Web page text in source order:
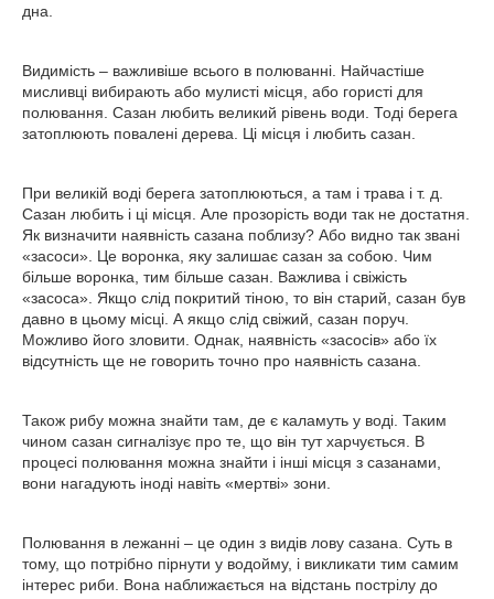
дна.
Видимість – важливіше всього в полюванні. Найчастіше
мисливці вибирають або мулисті місця, або гористі для
полювання. Сазан любить великий рівень води. Тоді берега
затоплюють повалені дерева. Ці місця і любить сазан.
При великій воді берега затоплюються, а там і трава і т. д.
Сазан любить і ці місця. Але прозорість води так не достатня.
Як визначити наявність сазана поблизу? Або видно так звані
«засоси». Це воронка, яку залишає сазан за собою. Чим
більше воронка, тим більше сазан. Важлива і свіжість
«засоса». Якщо слід покритий тіною, то він старий, сазан був
давно в цьому місці. А якщо слід свіжий, сазан поруч.
Можливо його зловити. Однак, наявність «засосів» або їх
відсутність ще не говорить точно про наявність сазана.
Також рибу можна знайти там, де є каламуть у воді. Таким
чином сазан сигналізує про те, що він тут харчується. В
процесі полювання можна знайти і інші місця з сазанами,
вони нагадують іноді навіть «мертві» зони.
Полювання в лежанні – це один з видів лову сазана. Суть в
тому, що потрібно пірнути у водойму, і викликати тим самим
інтерес риби. Вона наближається на відстань пострілу до